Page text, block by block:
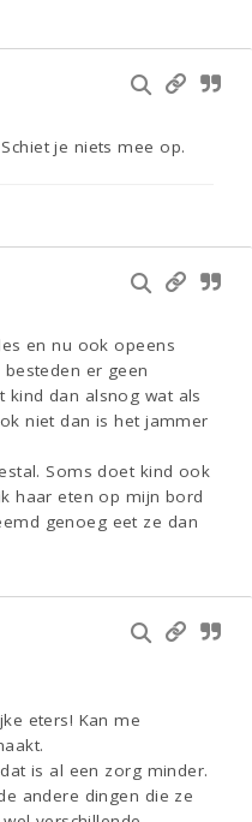
je niets mee op.
en nu ook opeens
er geen
kind dan alsnog wat als
niet dan is het jammer
Soms doet kind ook
haar eten op mijn bord
genoeg eet ze dan
eters! Kan me
is al een zorg minder.
andere dingen die ze